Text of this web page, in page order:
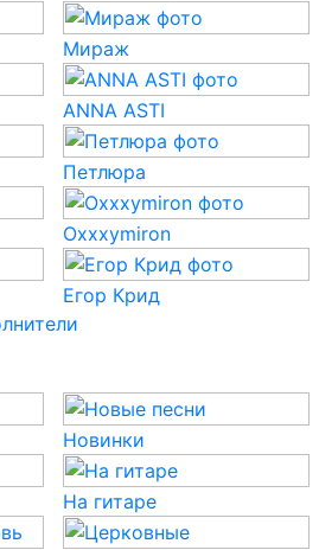
Мираж
ANNA ASTI
Петлюра
Oxxxymiron
Егор Крид
Новинки
На гитаре